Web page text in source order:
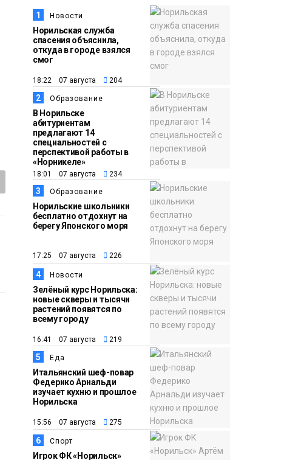
14:30
Ленинский проспект
частично закроют в
связи с Днём
рождения «Башни»
13:59
Новости
«Домик Хоббитов» и
«Самолёт в облаках»
появятся в Кайеркане
13:08
Новости
Предстоящие
выходные в
Норильске будут
зябкими, пасмурными
и дождливыми
12:32
Общество
Как в Норильске
помогают женщинам
из исправительного
центра
адаптироваться к
жизни
1 Новости
Норильская служба
спасения объяснила,
откуда в городе взялся
смог
18:22 07 августа 204
2 Образование
В Норильске
абитуриентам
предлагают 14
специальностей с
перспективой работы в
«Норникеле»
18:01 07 августа 234
3 Образование
Норильские школьники
бесплатно отдохнут на
берегу Японского моря
17:25 07 августа 226
4 Новости
Зелёный курс Норильска:
новые скверы и тысячи
растений появятся по
всему городу
16:41 07 августа 219
5 Еда
Итальянский шеф-повар
Федерико Арнальди
изучает кухню и прошлое
Норильска
15:56 07 августа 275
6 Спорт
Игрок ФК «Норильск»